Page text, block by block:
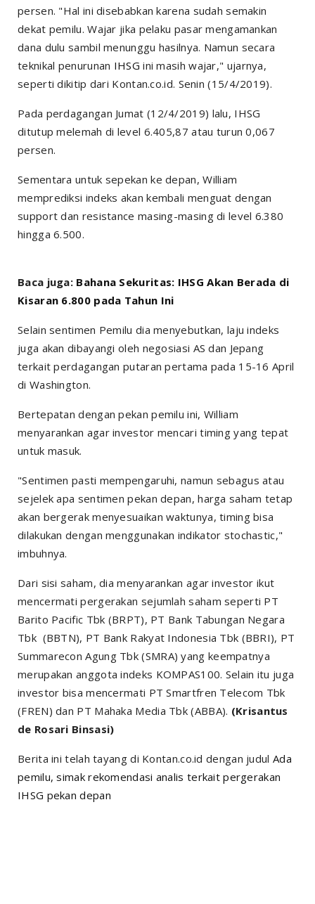
persen. "Hal ini disebabkan karena sudah semakin
dekat pemilu. Wajar jika pelaku pasar mengamankan
dana dulu sambil menunggu hasilnya. Namun secara
teknikal penurunan IHSG ini masih wajar," ujarnya,
seperti dikitip dari Kontan.co.id. Senin (15/4/2019).
Pada perdagangan Jumat (12/4/2019) lalu, IHSG
ditutup melemah di level 6.405,87 atau turun 0,067
persen.
Sementara untuk sepekan ke depan, William
memprediksi indeks akan kembali menguat dengan
support dan resistance masing-masing di level 6.380
hingga 6.500.
Baca juga: Bahana Sekuritas: IHSG Akan Berada di
Kisaran 6.800 pada Tahun Ini
Selain sentimen Pemilu dia menyebutkan, laju indeks
juga akan dibayangi oleh negosiasi AS dan Jepang
terkait perdagangan putaran pertama pada 15-16 April
di Washington.
Bertepatan dengan pekan pemilu ini, William
menyarankan agar investor mencari timing yang tepat
untuk masuk.
"Sentimen pasti mempengaruhi, namun sebagus atau
sejelek apa sentimen pekan depan, harga saham tetap
akan bergerak menyesuaikan waktunya, timing bisa
dilakukan dengan menggunakan indikator stochastic,"
imbuhnya.
Dari sisi saham, dia menyarankan agar investor ikut
mencermati pergerakan sejumlah saham seperti PT
Barito Pacific Tbk (BRPT), PT Bank Tabungan Negara
Tbk (BBTN), PT Bank Rakyat Indonesia Tbk (BBRI), PT
Summarecon Agung Tbk (SMRA) yang keempatnya
merupakan anggota indeks KOMPAS100. Selain itu juga
investor bisa mencermati PT Smartfren Telecom Tbk
(FREN) dan PT Mahaka Media Tbk (ABBA). (Krisantus
de Rosari Binsasi)
Berita ini telah tayang di Kontan.co.id dengan judul Ada
pemilu, simak rekomendasi analis terkait pergerakan
IHSG pekan depan